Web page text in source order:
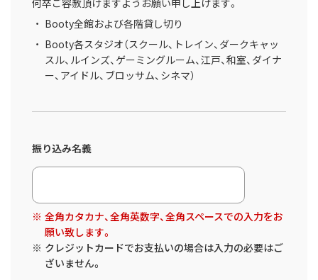
何卒ご容赦頂けますようお願い申し上げます。
Booty全館および各階貸し切り
Booty各スタジオ（スクール、トレイン、ダークキャッ
スル、ルインズ、ゲーミングルーム、江戸、和室、ダイナ
ー、アイドル、ブロッサム、シネマ）
振り込み名義
全角カタカナ、全角英数字、全角スペースでの入力をお
願い致します。
クレジットカードでお支払いの場合は入力の必要はご
ざいません。